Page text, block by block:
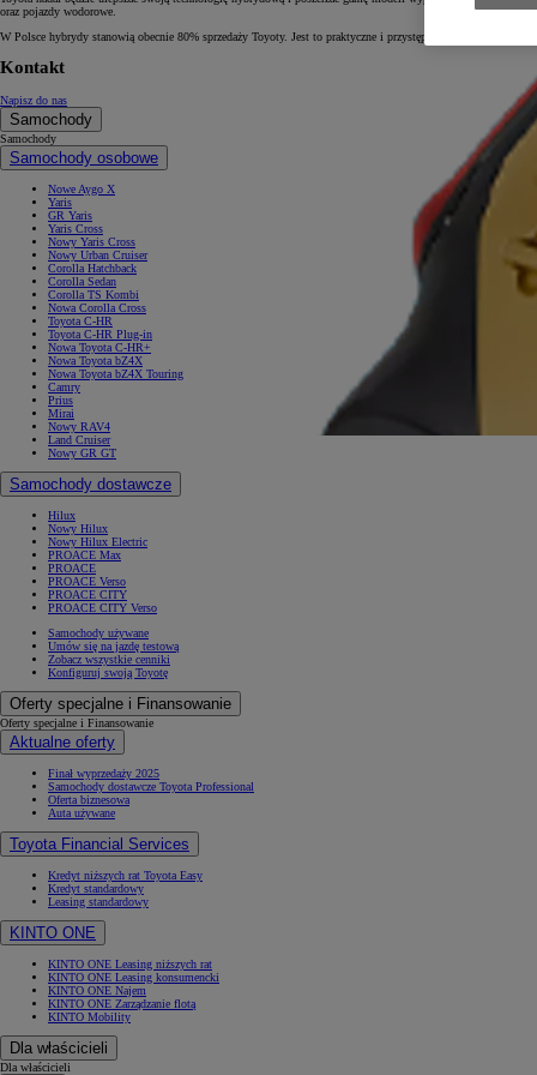
oraz pojazdy wodorowe.
W Polsce hybrydy stanowią obecnie 80% sprzedaży Toyoty. Jest to praktyczne i przystępne rozwiązanie dla
Kontakt
Napisz do nas
Samochody
Samochody
Samochody osobowe
Nowe Aygo X
Yaris
GR Yaris
Yaris Cross
Nowy Yaris Cross
Nowy Urban Cruiser
Corolla Hatchback
Corolla Sedan
Corolla TS Kombi
Nowa Corolla Cross
Toyota C-HR
Toyota C-HR Plug-in
Nowa Toyota C-HR+
Nowa Toyota bZ4X
Nowa Toyota bZ4X Touring
Camry
Prius
Mirai
Nowy RAV4
Land Cruiser
Nowy GR GT
Samochody dostawcze
Hilux
Nowy Hilux
Nowy Hilux Electric
PROACE Max
PROACE
PROACE Verso
PROACE CITY
PROACE CITY Verso
Samochody używane
Umów się na jazdę testową
Zobacz wszystkie cenniki
Konfiguruj swoją Toyotę
Oferty specjalne i Finansowanie
Oferty specjalne i Finansowanie
Aktualne oferty
Finał wyprzedaży 2025
Samochody dostawcze Toyota Professional
Oferta biznesowa
Auta używane
Toyota Financial Services
Kredyt niższych rat Toyota Easy
Kredyt standardowy
Leasing standardowy
KINTO ONE
KINTO ONE Leasing niższych rat
KINTO ONE Leasing konsumencki
KINTO ONE Najem
KINTO ONE Zarządzanie flotą
KINTO Mobility
Dla właścicieli
Dla właścicieli